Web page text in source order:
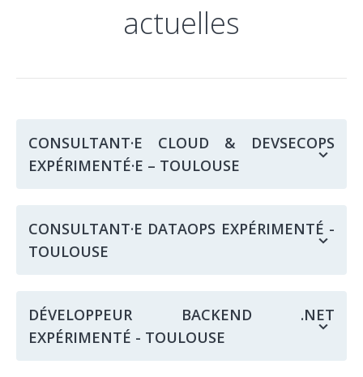
actuelles
CONSULTANT·E CLOUD & DEVSECOPS
EXPÉRIMENTÉ·E – TOULOUSE
Consultant·e Cloud
& DevSecOps
Expérimenté·e –
Toulouse
CONSULTANT·E DATAOPS EXPÉRIMENTÉ -
TOULOUSE
Consultant·e
DataOps
DÉVELOPPEUR BACKEND .NET
EXPÉRIMENTÉ - TOULOUSE